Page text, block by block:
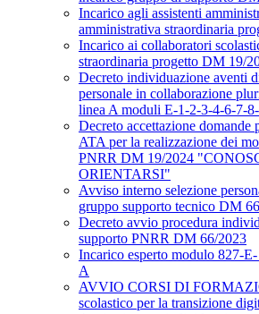
Incarico agli assistenti
amministrativa straordinaria
Incarico ai collaboratori
straordinaria progetto DM 19/
Decreto individuazione aventi
personale in collaborazione
linea A moduli E-1-2-3-4-6-7-
Decreto accettazione domande
ATA per la realizzazione dei
PNRR DM 19/2024
ORIENTARSI"
Avviso interno selezione
gruppo supporto tecnico DM
Decreto avvio procedura
supporto PNRR DM 66/2023
Incarico esperto modulo 827-
A
AVVIO CORSI DI
scolastico per la transizione